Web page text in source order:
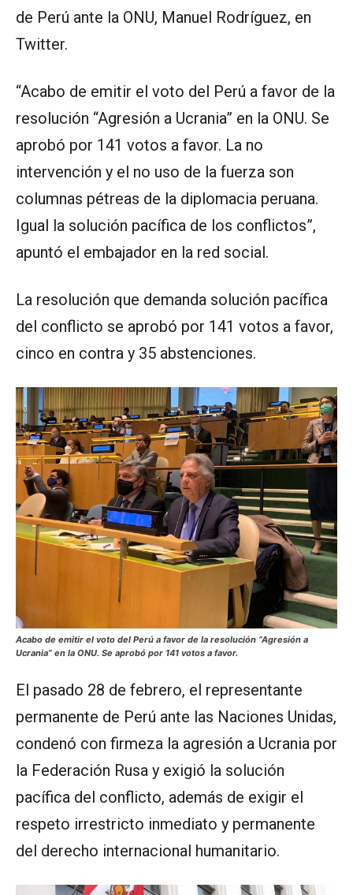
de Perú ante la ONU, Manuel Rodríguez, en
Twitter.
“Acabo de emitir el voto del Perú a favor de la
resolución “Agresión a Ucrania” en la ONU. Se
aprobó por 141 votos a favor. La no
intervención y el no uso de la fuerza son
columnas pétreas de la diplomacia peruana.
Igual la solución pacífica de los conflictos”,
apuntó el embajador en la red social.
La resolución que demanda solución pacífica
del conflicto se aprobó por 141 votos a favor,
cinco en contra y 35 abstenciones.
Acabo de emitir el voto del Perú a favor de la resolución “Agresión a
Ucrania” en la ONU. Se aprobó por 141 votos a favor.
El pasado 28 de febrero, el representante
permanente de Perú ante las Naciones Unidas,
condenó con firmeza la agresión a Ucrania por
la Federación Rusa y exigió la solución
pacífica del conflicto, además de exigir el
respeto irrestricto inmediato y permanente
del derecho internacional humanitario.